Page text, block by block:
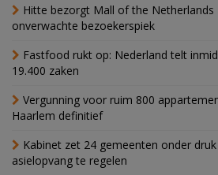
Hitte bezorgt Mall of the Netherlands
onverwachte bezoekerspiek
Fastfood rukt op: Nederland telt
19.400 zaken
Vergunning voor ruim 800
Haarlem definitief
Kabinet zet 24 gemeenten onder
asielopvang te regelen